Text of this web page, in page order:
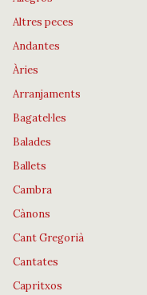
Altres peces
Andantes
Àries
Arranjaments
Bagatel·les
Balades
Ballets
Cambra
Cànons
Cant Gregorià
Cantates
Capritxos